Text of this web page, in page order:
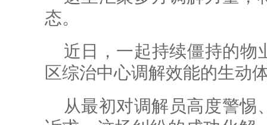
态。
近日，一起持续僵持的物
区综治中心调解效能的生动
从最初对调解员高度警惕